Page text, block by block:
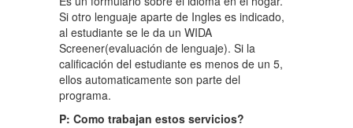
Si otro lenguaje aparte de Ingles es indicado,
al estudiante se le da un WIDA
Screener(evaluación de lenguaje). Si la
calificación del estudiante es menos de un 5,
ellos automaticamente son parte del
programa.
P: Como trabajan estos servicios?